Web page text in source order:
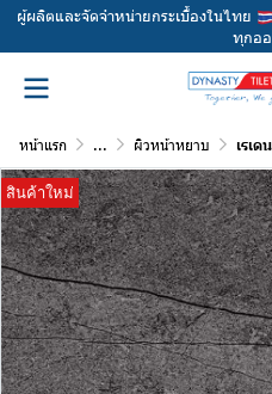
ผู้ผลิตและจัดจำหน่ายกระเบื้องในไทย
ทุกออ
หน้าแรก ... ผิวหน้าหยาบ เรเ
สินค้าใหม่